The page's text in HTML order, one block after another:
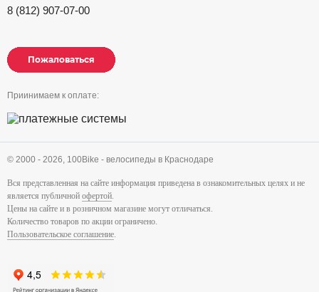
8 (812) 907-07-00
Пожаловаться
Пожаловаться
Пожаловаться
Приинимаем к оплате:
© 2000 - 2026, 100Bike - велосипеды в Краснодаре
Вся представленная на сайте информация приведена в ознакомительных целях и не
является публичной офертой.
Цены на сайте и в розничном магазине могут отличаться.
Количество товаров по акции ограничено.
Пользовательское соглашение.